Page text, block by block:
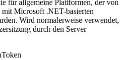
für allgemeine Plattformen, der von
Microsoft .NET-basierten
Wird normalerweise verwendet,
durch den Server